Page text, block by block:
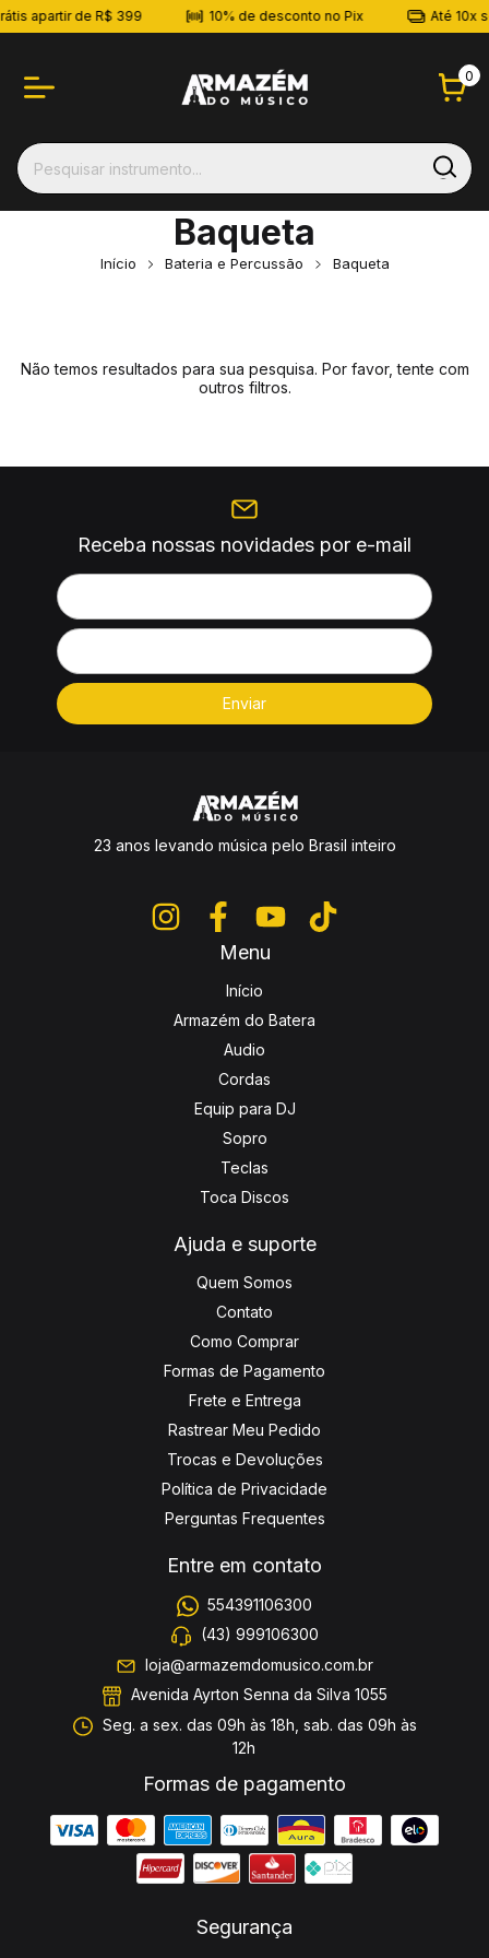
apartir de R$ 399 10% de desconto no Pix Até 10x
0
Baqueta
Início Bateria e Percussão Baqueta
Não temos resultados para sua pesquisa. Por favor, tente com
outros filtros.
Receba nossas novidades por e-mail
23 anos levando música pelo Brasil inteiro
Menu
Início
Armazém do Batera
Audio
Cordas
Equip para DJ
Sopro
Teclas
Toca Discos
Ajuda e suporte
Quem Somos
Contato
Como Comprar
Formas de Pagamento
Frete e Entrega
Rastrear Meu Pedido
Trocas e Devoluções
Política de Privacidade
Perguntas Frequentes
Entre em contato
554391106300
(43) 999106300
loja@armazemdomusico.com.br
Avenida Ayrton Senna da Silva 1055
Seg. a sex. das 09h às 18h, sab. das 09h às
12h
Formas de pagamento
Segurança